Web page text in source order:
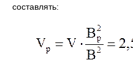
составлять: